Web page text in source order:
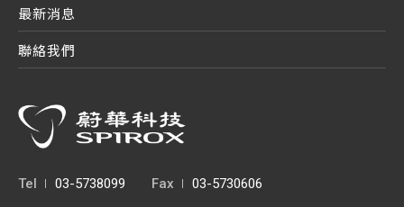
最新消息
聯絡我們
Tel 03-5738099 Fax 03-5730606